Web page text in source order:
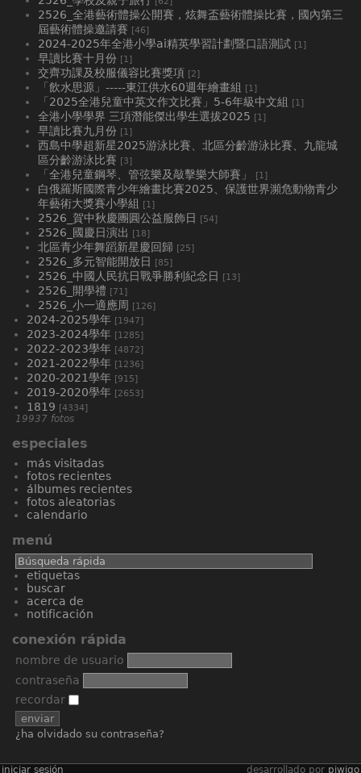
2526_全港藝術體操公開賽，炫舞盃藝術體操比賽，國內第三
屆藝術體操邀請賽 [46]
2024-2025年全港小學ai精英學習計劃暨口語測試 [1]
早讀比賽十月份 [1]
交齊功課及校服儀容比賽獎項 [2]
「飲水思源」-----東江供水60週年繪畫組 [1]
「2025全港兒童中英文作文比賽」5-6年級中文組 [1]
全港小學學界 三項潛能傑出學生選拔2025 [1]
早讀比賽九月份 [1]
西島中學超新星2025游泳比賽、北區分齡游泳比賽、九龍城
區分齡游泳比賽 [3]
「全港兒童鋼琴、管弦樂及敲擊樂大師賽」 [1]
白俄羅斯國際青少年繪畫比賽2025、⁠保護世界瀕危動物青少
年藝術大獎賽小學組 [1]
2526_賀中秋慶團圓公益服飾日 [54]
2526_國慶日演出 [18]
北區青少年舞蹈新星慶回歸 [25]
2526_多元智能開放日 [85]
2526_中國人民抗日戰爭勝利紀念日 [13]
2526_開學禮 [71]
2526_小一適應周 [126]
2024-2025學年 [1947]
2023-2024學年 [1285]
2022-2023學年 [4872]
2021-2022學年 [1236]
2020-2021學年 [915]
2019-2020學年 [2653]
1819 [4334]
19937 fotos
especiales
más visitadas
fotos recientes
álbumes recientes
fotos aleatorias
calendario
menú
etiquetas
buscar
acerca de
notificación
conexión rápida
nombre de usuario
contraseña
recordar
¿ha olvidado su contraseña?
iniciar sesión desarrollado por piwigo